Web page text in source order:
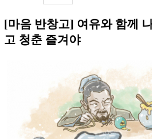
[마음 반창고] 여유와 함께
고 청춘 즐겨야